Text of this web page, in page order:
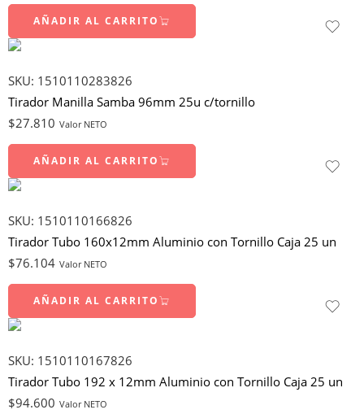
AÑADIR AL CARRITO
SKU: 1510110283826
Tirador Manilla Samba 96mm 25u c/tornillo
$27.810 Valor NETO
AÑADIR AL CARRITO
SKU: 1510110166826
Tirador Tubo 160x12mm Aluminio con Tornillo Caja 25 un
$76.104 Valor NETO
AÑADIR AL CARRITO
SKU: 1510110167826
Tirador Tubo 192 x 12mm Aluminio con Tornillo Caja 25 un
$94.600 Valor NETO